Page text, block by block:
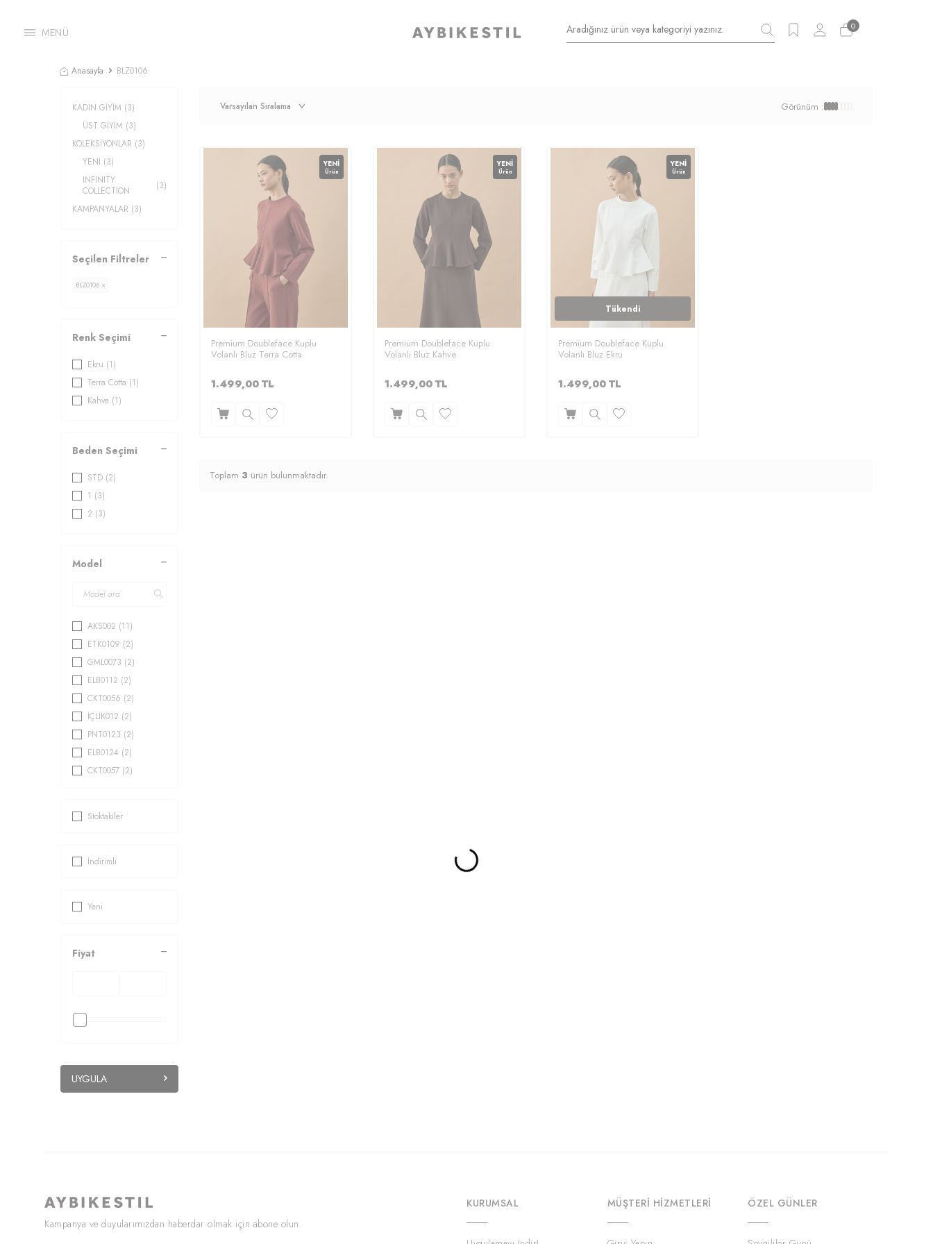
MENÜ 0
Anasayfa BLZ0106
KADIN GİYİM (3)
ÜST GİYİM (3)
KOLEKSİYONLAR (3)
YENİ (3)
INFINITY
COLLECTION
(3)
KAMPANYALAR (3)
Seçilen Filtreler
BLZ0106 ×
Renk Seçimi
Ekru (1)
Terra Cotta (1)
Kahve (1)
Beden Seçimi
STD (2)
1 (3)
2 (3)
Model
AKS002 (11)
ETK0109 (2)
GML0073 (2)
ELB0112 (2)
CKT0056 (2)
İÇLİK012 (2)
PNT0123 (2)
ELB0124 (2)
CKT0057 (2)
ESF0039
İÇLİK013
ESF0044
FIRSAT1270(2)
BDY011(2)
GML0074(2)
Stoktakiler
İndirimli
Yeni
Fiyat
UYGULA
Görünüm :
YENI
Ürün
Premium Doubleface Kuplu
Volanlı Bluz Terra Cotta
1.499,00 TL
YENI
Ürün
Premium Doubleface Kuplu
Volanlı Bluz Kahve
1.499,00 TL
YENI
Ürün
Tükendi
Premium Doubleface Kuplu
Volanlı Bluz Ekru
1.499,00 TL
Toplam 3 ürün bulunmaktadır.
Kampanya ve duyularımızdan haberdar olmak için abone olun.
KURUMSAL MÜŞTERI HIZMETLERI ÖZEL GÜNLER